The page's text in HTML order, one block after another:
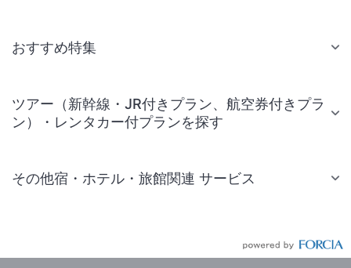
おすすめ特集
ツアー（新幹線・JR付きプラン、航空券付きプラ
ン）・レンタカー付プランを探す
その他宿・ホテル・旅館関連 サービス